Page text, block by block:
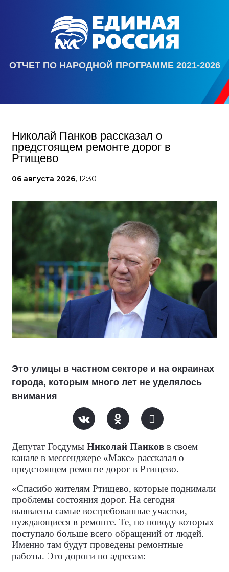
ОТЧЕТ ПО НАРОДНОЙ ПРОГРАММЕ 2021-2026
Николай Панков рассказал о
предстоящем ремонте дорог в
Ртищево
06 августа 2026, 12:30
Это улицы в частном секторе и на окраинах
города, которым много лет не уделялось
внимания
Депутат Госдумы Николай Панков в своем
канале в мессенджере «Макс» рассказал о
предстоящем ремонте дорог в Ртищево.
«Спасибо жителям Ртищево, которые поднимали
проблемы состояния дорог. На сегодня
выявлены самые востребованные участки,
нуждающиеся в ремонте. Те, по поводу которых
поступало больше всего обращений от людей.
Именно там будут проведены ремонтные
работы. Это дороги по адресам: